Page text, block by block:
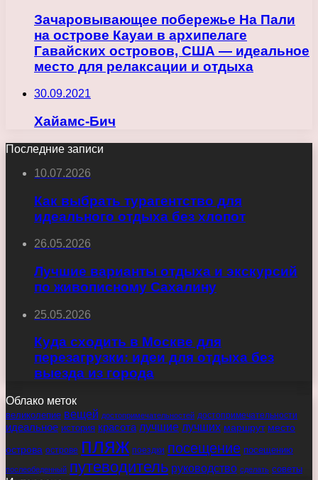
Зачаровывающее побережье На Пали
на острове Кауаи в архипелаге
Гавайских островов, США — идеальное
место для релаксации и отдыха
30.09.2021
Хайамс-Бич
Последние записи
10.07.2026
Как выбрать турагентство для
идеального отдыха без хлопот
26.05.2026
Лучшие варианты отдыха и экскурсий
по живописному Сахалину
25.05.2026
Куда сходить в Москве для
перезагрузки: идеи для отдыха без
выезда из города
Облако меток
великолепие вещей достопримечательностей достопримечательности
идеальное история красота лучшие лучших маршрут место
острова острове пляж поездки посещение посещению
послеобеденный путеводитель руководство сделать советы